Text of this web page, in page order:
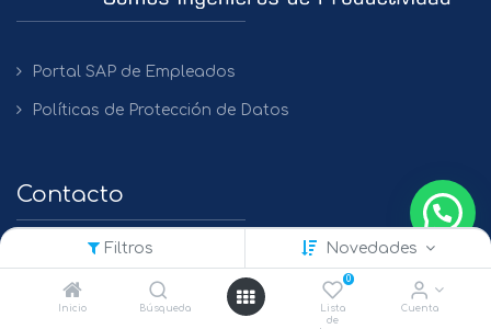
Filtros Novedades
Inicio Búsqueda
0
Lista
de
Cuenta
Portal SAP de Empleados
Políticas de Protección de Datos
Contacto
QUITO
+(593) 2 450475 / 2269 148 / 2261 979